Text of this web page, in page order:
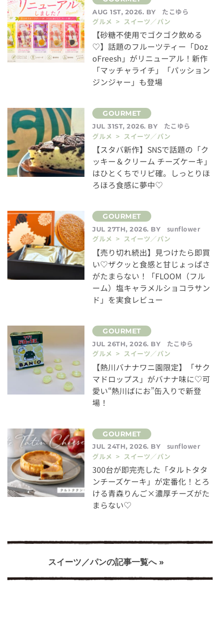
AUG 1ST, 2026. BY
たこゆら
グルメ > スイーツ／パン
【砂糖不使用でゴクゴク飲める
♡】話題のフルーツティー「Doz
oFreesh」がリニューアル！新作
「マッチャライチ」「パッション
ジンジャー」も登場
JUL 31ST, 2026. BY
たこゆら
グルメ > スイーツ／パン
【スタバ新作】SNSで話題の「ク
ッキー＆クリーム チーズケーキ」
はひとくちでリピ確。しっとりほ
ろほろ食感に夢中♡
JUL 27TH, 2026. BY
sunflower
グルメ > スイーツ／パン
【売り切れ続出】見つけたら即買
い♡ザクッと食感と甘じょっぱさ
がたまらない！「FLOOM（フル
ーム）塩キャラメルショコラサン
ド」を実食レビュー
JUL 26TH, 2026. BY
たこゆら
グルメ > スイーツ／パン
【熱川バナナワニ園限定】「サク
マドロップス」がバナナ味に♡可
愛い“熱川ばにお”缶入りで新登
場！
JUL 24TH, 2026. BY
sunflower
グルメ > スイーツ／パン
300台が即完売した「タルトタタ
ンチーズケーキ」が定番化！とろ
ける青森りんご×濃厚チーズがた
まらない♡
スイーツ／パンの記事一覧へ »